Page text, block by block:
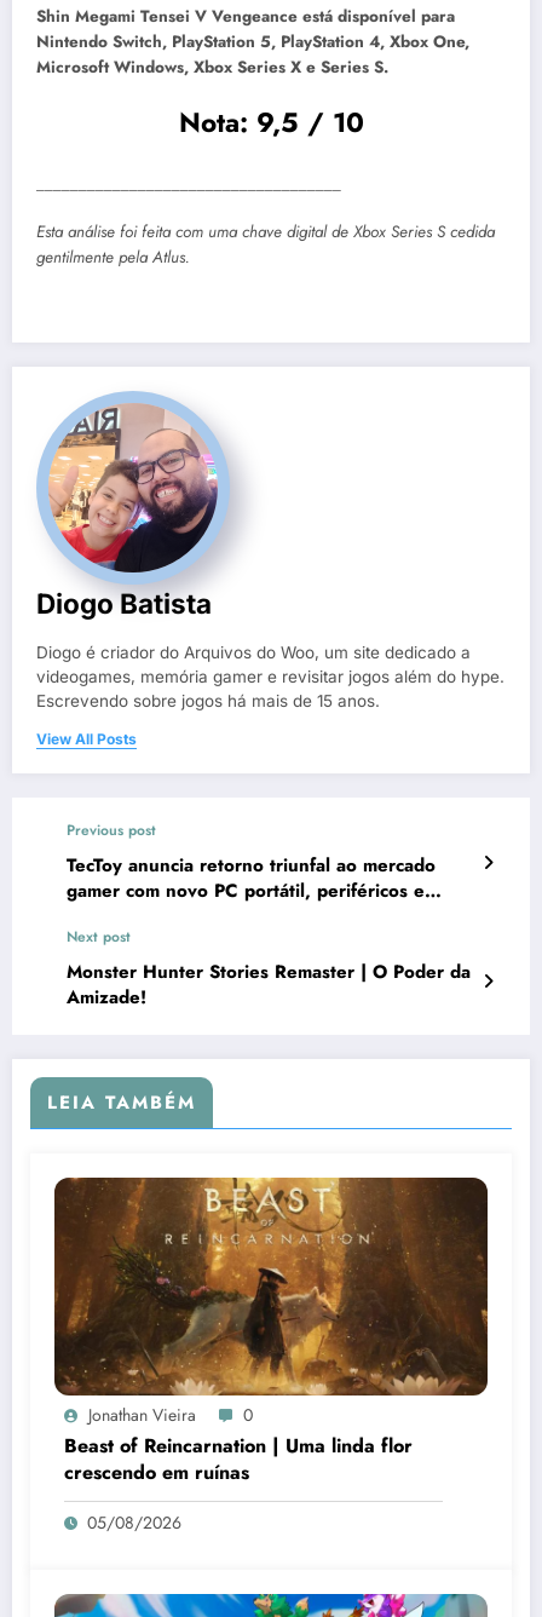
Shin Megami Tensei V Vengeance está disponível para
Nintendo Switch, PlayStation 5, PlayStation 4, Xbox One,
Microsoft Windows, Xbox Series X e Series S.
Nota: 9,5 / 10
Esta análise foi feita com uma chave digital de Xbox Series S cedida
gentilmente pela Atlus.
Diogo Batista
Diogo é criador do Arquivos do Woo, um site dedicado a
videogames, memória gamer e revisitar jogos além do hype.
Escrevendo sobre jogos há mais de 15 anos.
View All Posts
Previous post
TecToy anuncia retorno triunfal ao mercado
gamer com novo PC portátil, periféricos e
Next post
Monster Hunter Stories Remaster | O Poder da
Amizade!
LEIA TAMBÉM
Jonathan Vieira 0
Beast of Reincarnation | Uma linda flor
crescendo em ruínas
05/08/2026